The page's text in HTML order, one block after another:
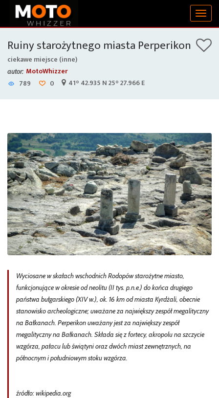
Ruiny starożytnego miasta Perperikon
ciekawe miejsce (inne)
autor: MotoWhizzer
789
0 41° 42.935 N 25° 27.966 E
Wyciosane w skałach wschodnich Rodopów starożytne miasto,
funkcjonujące w okresie od neolitu (II tys. p.n.e.) do końca drugiego
państwa bułgarskiego (XIV w.), ok. 16 km od miasta Kyrdżali, obecnie
stanowisko archeologiczne; uważane za największy zespół megalityczny
na Bałkanach. Perperikon uważany jest za największy zespół
megalityczny na Bałkanach. Składa się z fortecy, akropolu na szczycie
wzgórza, pałacu lub świątyni oraz dwóch miast zewnętrznych, na
północnym i południowym stoku wzgórza.
źródło: wikipedia.org